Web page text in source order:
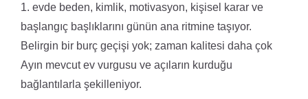
1. evde beden, kimlik, motivasyon, kişisel karar ve
başlangıç başlıklarını günün ana ritmine taşıyor.
Belirgin bir burç geçişi yok; zaman kalitesi daha çok
Ayın mevcut ev vurgusu ve açıların kurduğu
bağlantılarla şekilleniyor.